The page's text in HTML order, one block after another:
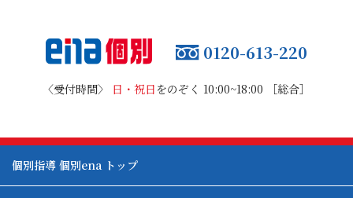
0120-613-220
〈受付時間〉 日・祝日 をのぞく 10:00~18:00 ［総合］
個別指導 個別ena トップ